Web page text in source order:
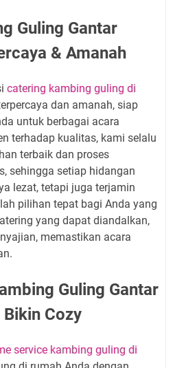
Guling Gantar
& Amanah
catering kambing guling di
dan amanah, siap
untuk berbagai acara
terhadap kualitas, kami selalu
terbaik dan proses
sehingga setiap hidangan
lezat, tetapi juga terjamin
pilihan tepat bagi Anda yang
yang dapat diandalkan,
memastikan acara
Guling Gantar
Cozy
service kambing guling di